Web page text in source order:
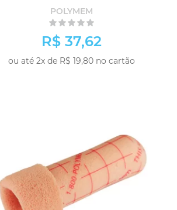
POLYMEM
R$ 37,62
ou até 2x de R$ 19,80 no cartão